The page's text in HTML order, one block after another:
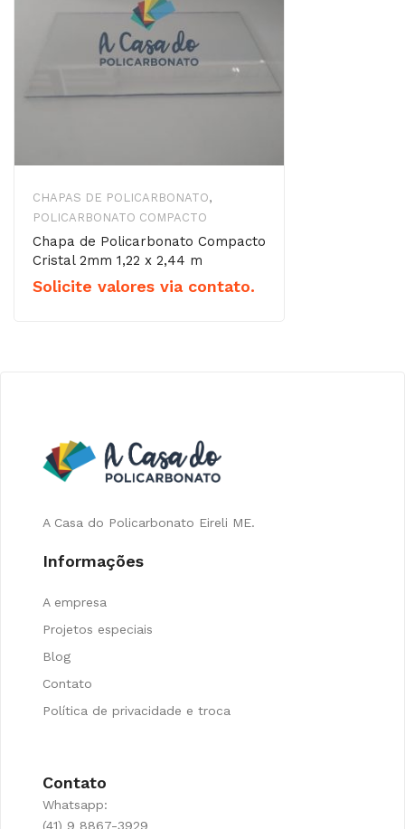
CHAPAS DE POLICARBONATO,
POLICARBONATO COMPACTO
Chapa de Policarbonato Compacto
Cristal 2mm 1,22 x 2,44 m
Solicite valores via contato.
A Casa do Policarbonato Eireli ME.
Informações
A empresa
Projetos especiais
Blog
Contato
Política de privacidade e troca
Contato
Whatsapp:
(41) 9 8867-3929